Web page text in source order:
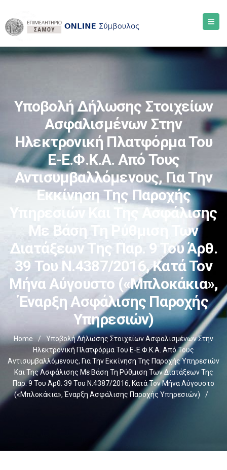
Υποβολή Δήλωσης Στοιχείων
Ασφαλισμένων Στην
Ηλεκτρονική Πλατφόρμα Του
E-Ε.Φ.Κ.Α. Από Τους
Αντισυμβαλλόμενους, Για Την
Εκκίνηση Της Παροχής
Υπηρεσιών Και Της Ασφάλισης
Με Βάση Τη Ρύθμιση Των
Διατάξεων Της Παρ. 9 Του Άρθ.
39 Του Ν.4387/2016, Κατά Τον
Μήνα Αύγουστο («μπλοκάκια»,
Έναρξη Ασφάλισης Παροχής
Υπηρεσιών)
Home /
Υποβολή Δήλωσης Στοιχείων Ασφαλισμένων Στην
Ηλεκτρονική Πλατφόρμα Του E-Ε.Φ.Κ.Α. Από Τους
Αντισυμβαλλόμενους, Για Την Εκκίνηση Της Παροχής Υπηρεσιών
Και Της Ασφάλισης Με Βάση Τη Ρύθμιση Των Διατάξεων Της
Παρ. 9 Του Άρθ. 39 Του Ν.4387/2016, Κατά Τον Μήνα Αύγουστο
(«μπλοκάκια», Έναρξη Ασφάλισης Παροχής Υπηρεσιών)
/